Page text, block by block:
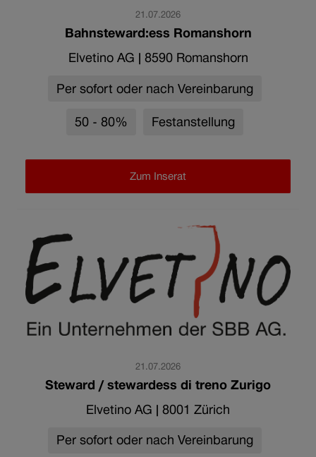
21.07.2026
Bahnsteward:ess Romanshorn
Elvetino AG | 8590 Romanshorn
Per sofort oder nach Vereinbarung
50 - 80% Festanstellung
Zum Inserat
21.07.2026
Steward / stewardess di treno Zurigo
Elvetino AG | 8001 Zürich
Per sofort oder nach Vereinbarung